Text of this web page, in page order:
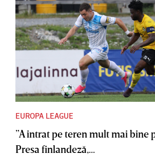
EUROPA LEAGUE
”A intrat pe teren mult mai bine
Presa finlandeză,...